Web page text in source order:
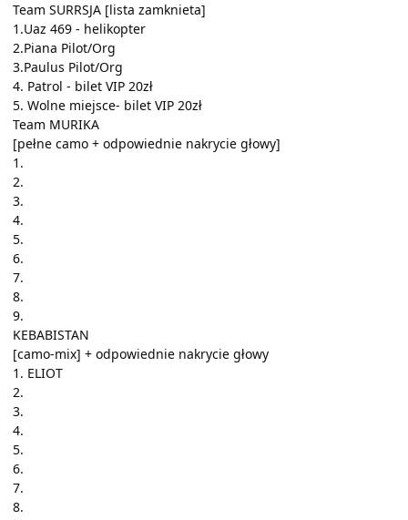
Team SURRSJA [lista zamknieta]
1.Uaz 469 - helikopter
2.Piana Pilot/Org
3.Paulus Pilot/Org
4. Patrol - bilet VIP 20zł
5. Wolne miejsce- bilet VIP 20zł
Team MURIKA
[pełne camo + odpowiednie nakrycie głowy]
1.
2.
3.
4.
5.
6.
7.
8.
9.
KEBABISTAN
[camo-mix] + odpowiednie nakrycie głowy
1. ELIOT
2.
3.
4.
5.
6.
7.
8.